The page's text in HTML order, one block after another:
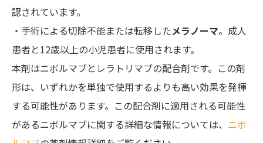
認されています。
・手術による切除不能または転移したメラノーマ。成人
患者と12歳以上の小児患者に使用されます。
本剤はニボルマブとレラトリマブの配合剤です。この剤
形は、いずれかを単独で使用するよりも高い効果を発揮
する可能性があります。この配合剤に適用される可能性
があるニボルマブに関する詳細な情報については、 ニボ